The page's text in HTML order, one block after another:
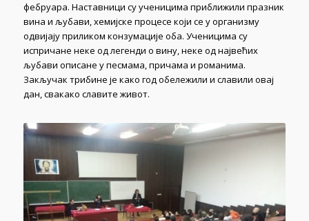
фебруара. Наставници су ученицима приближили празник
вина и љубави, хемијске процесе који се у организму
одвијају приликом конзумације оба. Ученицима су
испричане неке од легенди о вину, неке од највећих
љубави описане у песмама, причама и романима.
Закључак трибине је како год обележили и славили овај
дан, свакако славите живот.